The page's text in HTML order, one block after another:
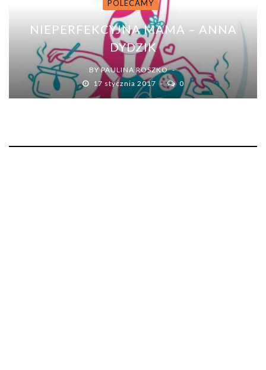
POLECAMY
NIEPERFEKCYJNA MAMA – ANNA
DYDZIK
BYPAULINA ROSZKO
17 stycznia 2017
0